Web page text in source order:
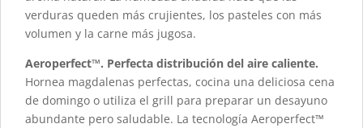
verduras queden más crujientes, los pasteles con más
volumen y la carne más jugosa.
Aeroperfect™. Perfecta distribución del aire caliente.
Hornea magdalenas perfectas, cocina una deliciosa cena
de domingo o utiliza el grill para preparar un desayuno
abundante pero saludable. La tecnología Aeroperfect™